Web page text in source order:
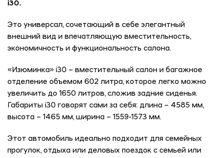
i30.
Это универсал, сочетающий в себе элегантный
внешний вид и впечатляющую вместительность,
экономичность и функциональность салона.
«Изюминка» i30 – вместительный салон и багажное
отделение объемом 602 литра, которое легко можно
увеличить до 1650 литров, сложив задние сиденья.
Габариты i30 говорят сами за себя: длина – 4585 мм,
высота – 1465 мм, ширина – 1559-1573 мм.
Этот автомобиль идеально подходит для семейных
прогулок, отдыха или деловых поездок с семьей или